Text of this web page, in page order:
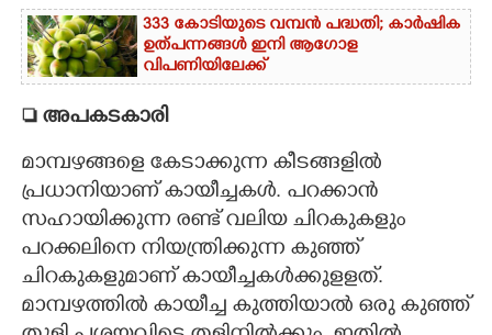
333 കോടിയുടെ വമ്പന്‍ പദ്ധതി; കാര്‍ഷിക
ഉത്പന്നങ്ങള്‍ ഇനി ആഗോള
വിപണിയിലേക്ക്
 അപകടകാരി
മാമ്പഴങ്ങളെ കേടാക്കുന്ന കീടങ്ങളിൽ
പ്രധാനിയാണ് കായീച്ചകൾ. പറക്കാൻ
സഹായിക്കുന്ന രണ്ട് വലിയ ചിറകുകളും
പറക്കലിനെ നിയന്ത്രിക്കുന്ന കുഞ്ഞ്
ചിറകുകളുമാണ് കായീച്ചകൾക്കുളളത്.
മാമ്പഴത്തിൽ കായീച്ച കുത്തിയാൽ ഒരു കുഞ്ഞ്